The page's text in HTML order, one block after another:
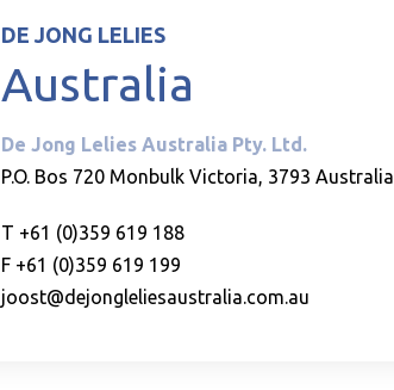
DE JONG LELIES
Australia
De Jong Lelies Australia Pty. Ltd.
P.O. Bos 720 Monbulk Victoria, 3793 Australia
T +61 (0)359 619 188
F +61 (0)359 619 199
joost@dejongleliesaustralia.com.au